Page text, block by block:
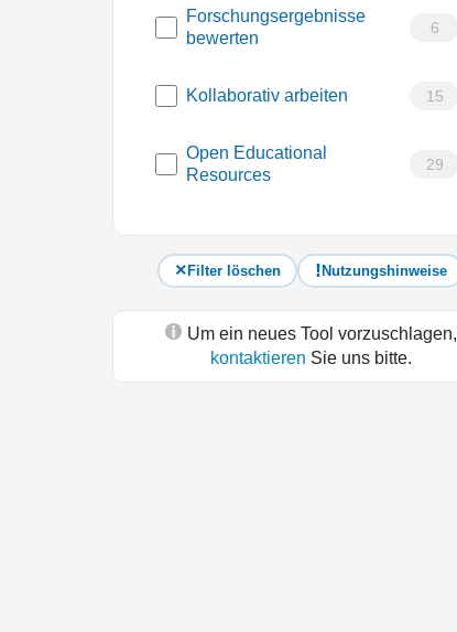
Forschungsergebnisse
bewerten
6
Kollaborativ arbeiten 15
Open Educational
Resources
29
Filter löschen Nutzungshinweise
Um ein neues Tool vorzuschlagen,
kontaktieren Sie uns bitte.